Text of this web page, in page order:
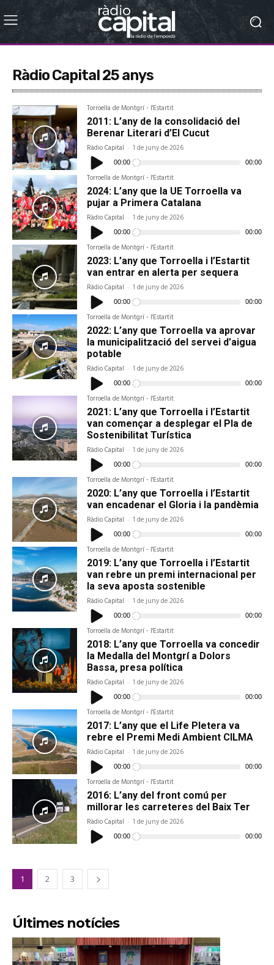
Ràdio Capital 25 anys
Torroella de Montgrí - l'Estartit
2011: L’any de la consolidació del
Berenar Literari d’El Cucut
Ràdio Capital - 1 de juny de 2026
Reproductor
d'àudio00:00 00:00
Torroella de Montgrí - l'Estartit
2024: L’any que la UE Torroella va
pujar a Primera Catalana
Ràdio Capital - 1 de juny de 2026
Reproductor
d'àudio00:00 00:00
Torroella de Montgrí - l'Estartit
2023: L’any que Torroella i l’Estartit
van entrar en alerta per sequera
Ràdio Capital - 1 de juny de 2026
Reproductor
d'àudio00:00 00:00
Torroella de Montgrí - l'Estartit
2022: L’any que Torroella va aprovar
la municipalització del servei d’aigua
potable
Ràdio Capital - 1 de juny de 2026
Reproductor
d'àudio00:00 00:00
Torroella de Montgrí - l'Estartit
2021: L’any que Torroella i l’Estartit
van començar a desplegar el Pla de
Sostenibilitat Turística
Ràdio Capital - 1 de juny de 2026
Reproductor
d'àudio00:00 00:00
Torroella de Montgrí - l'Estartit
2020: L’any que Torroella i l’Estartit
van encadenar el Gloria i la pandèmia
Ràdio Capital - 1 de juny de 2026
Reproductor
d'àudio00:00 00:00
Torroella de Montgrí - l'Estartit
2019: L’any que Torroella i l’Estartit
van rebre un premi internacional per
la seva aposta sostenible
Ràdio Capital - 1 de juny de 2026
Reproductor
d'àudio00:00 00:00
Torroella de Montgrí - l'Estartit
2018: L’any que Torroella va concedir
la Medalla del Montgrí a Dolors
Bassa, presa política
Ràdio Capital - 1 de juny de 2026
Reproductor
d'àudio00:00 00:00
Torroella de Montgrí - l'Estartit
2017: L’any que el Life Pletera va
rebre el Premi Medi Ambient CILMA
Ràdio Capital - 1 de juny de 2026
Reproductor
d'àudio00:00 00:00
Torroella de Montgrí - l'Estartit
2016: L’any del front comú per
millorar les carreteres del Baix Ter
Ràdio Capital - 1 de juny de 2026
Reproductor
d'àudio00:00 00:00
1 2 3
Últimes notícies